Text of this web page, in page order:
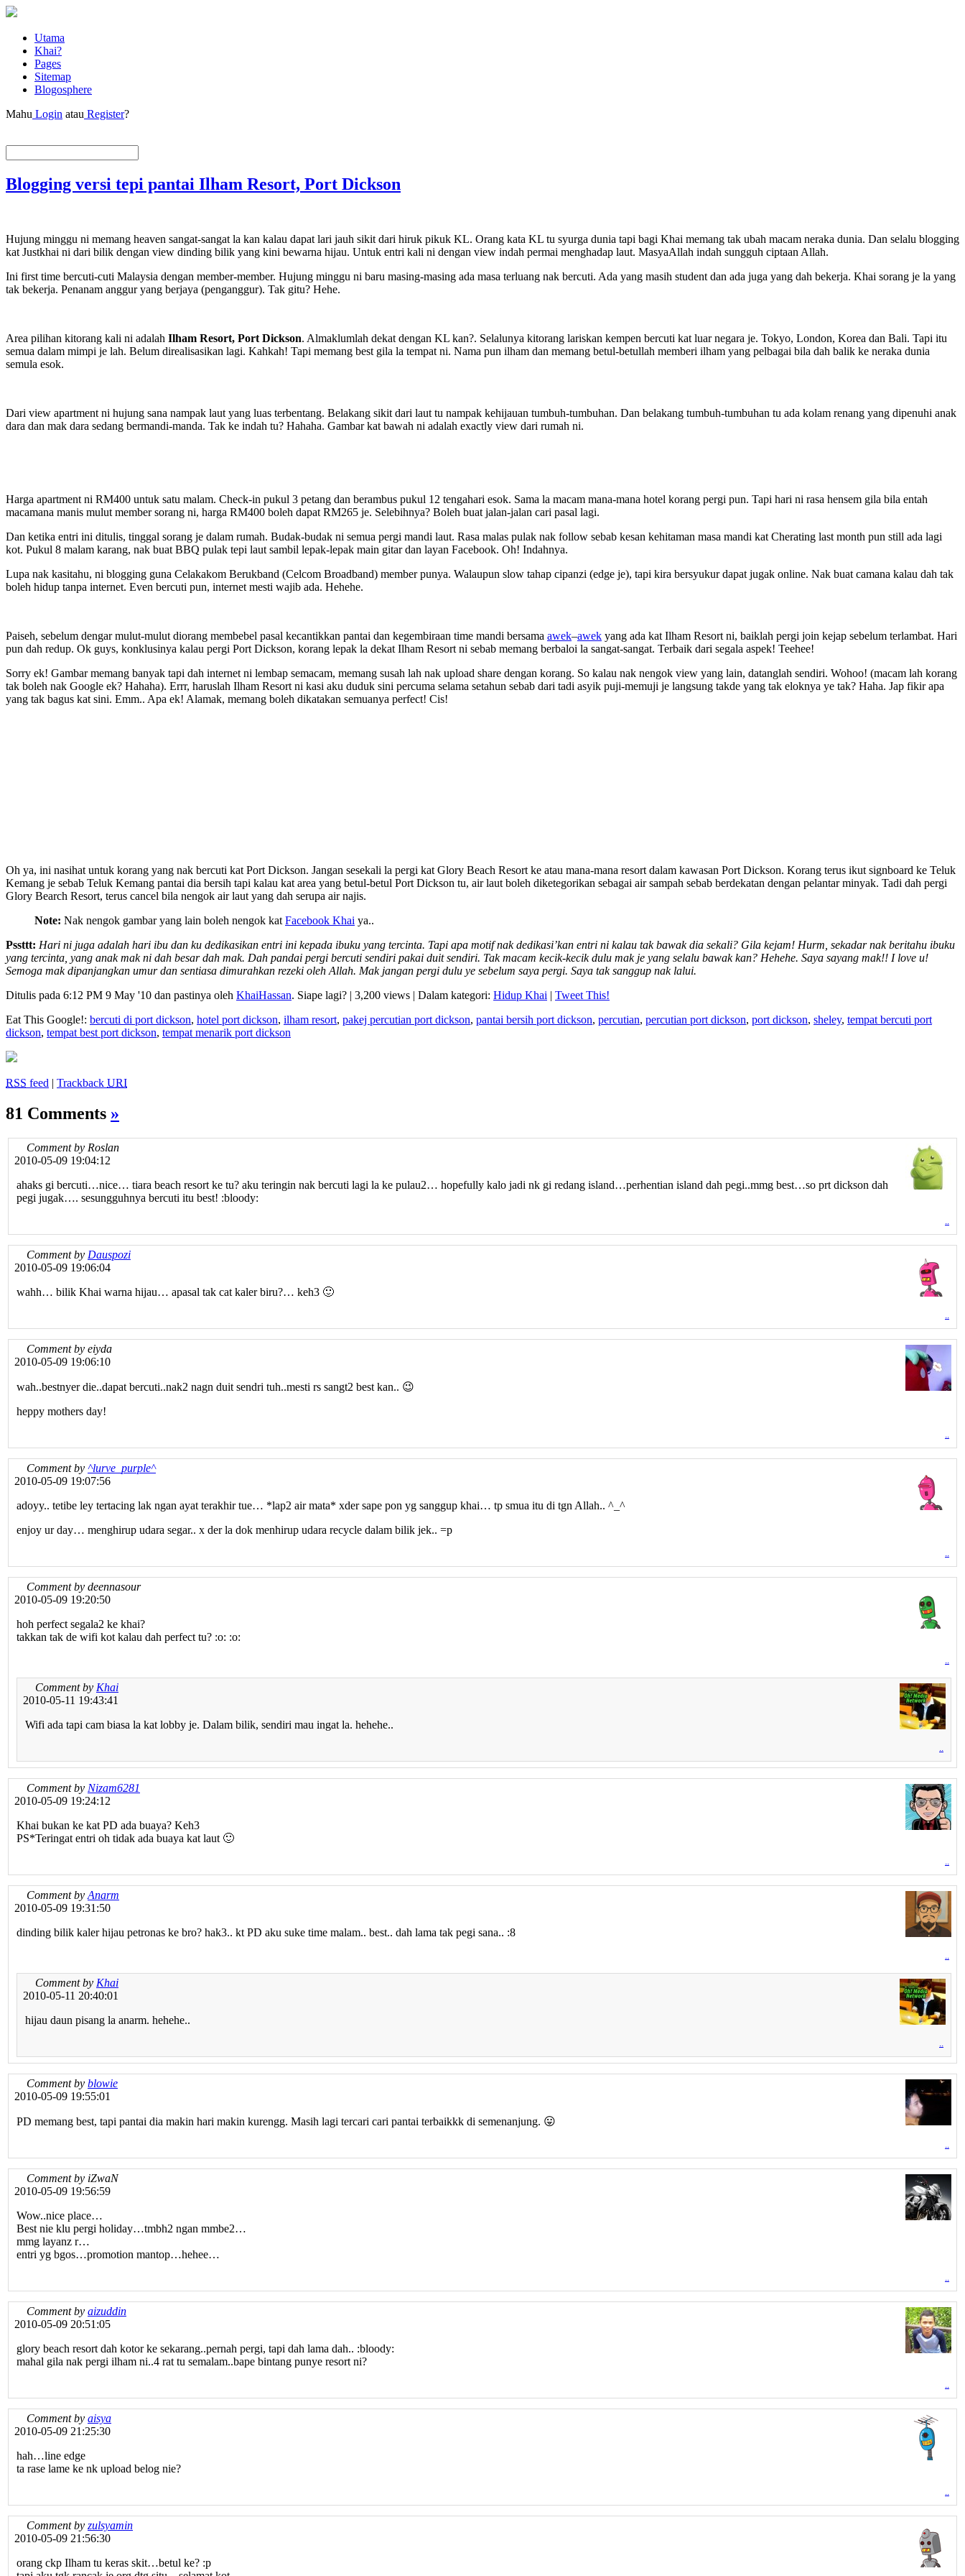
Utama
Khai?
Pages
Sitemap
Blogosphere
Mahu Login atau Register?
Blogging versi tepi pantai Ilham Resort, Port Dickson
Hujung minggu ni memang heaven sangat-sangat la kan kalau dapat lari jauh sikit dari hiruk pikuk KL. Orang kata KL tu syurga dunia tapi bagi Khai memang tak ubah macam neraka dunia. Dan selalu blogging
kat Justkhai ni dari bilik dengan view dinding bilik yang kini bewarna hijau. Untuk entri kali ni dengan view indah permai menghadap laut. MasyaAllah indah sungguh ciptaan Allah.
Ini first time bercuti-cuti Malaysia dengan member-member. Hujung minggu ni baru masing-masing ada masa terluang nak bercuti. Ada yang masih student dan ada juga yang dah bekerja. Khai sorang je la yang
tak bekerja. Penanam anggur yang berjaya (penganggur). Tak gitu? Hehe.
Area pilihan kitorang kali ni adalah Ilham Resort, Port Dickson. Almaklumlah dekat dengan KL kan?. Selalunya kitorang lariskan kempen bercuti kat luar negara je. Tokyo, London, Korea dan Bali. Tapi itu
semua dalam mimpi je lah. Belum direalisasikan lagi. Kahkah! Tapi memang best gila la tempat ni. Nama pun ilham dan memang betul-betullah memberi ilham yang pelbagai bila dah balik ke neraka dunia
semula esok.
Dari view apartment ni hujung sana nampak laut yang luas terbentang. Belakang sikit dari laut tu nampak kehijauan tumbuh-tumbuhan. Dan belakang tumbuh-tumbuhan tu ada kolam renang yang dipenuhi anak
dara dan mak dara sedang bermandi-manda. Tak ke indah tu? Hahaha. Gambar kat bawah ni adalah exactly view dari rumah ni.
Harga apartment ni RM400 untuk satu malam. Check-in pukul 3 petang dan berambus pukul 12 tengahari esok. Sama la macam mana-mana hotel korang pergi pun. Tapi hari ni rasa hensem gila bila entah
macamana manis mulut member sorang ni, harga RM400 boleh dapat RM265 je. Selebihnya? Boleh buat jalan-jalan cari pasal lagi.
Dan ketika entri ini ditulis, tinggal sorang je dalam rumah. Budak-budak ni semua pergi mandi laut. Rasa malas pulak nak follow sebab kesan kehitaman masa mandi kat Cherating last month pun still ada lagi
kot. Pukul 8 malam karang, nak buat BBQ pulak tepi laut sambil lepak-lepak main gitar dan layan Facebook. Oh! Indahnya.
Lupa nak kasitahu, ni blogging guna Celakakom Berukband (Celcom Broadband) member punya. Walaupun slow tahap cipanzi (edge je), tapi kira bersyukur dapat jugak online. Nak buat camana kalau dah tak
boleh hidup tanpa internet. Even bercuti pun, internet mesti wajib ada. Hehehe.
Paiseh, sebelum dengar mulut-mulut diorang membebel pasal kecantikkan pantai dan kegembiraan time mandi bersama awek–awek yang ada kat Ilham Resort ni, baiklah pergi join kejap sebelum terlambat. Hari
pun dah redup. Ok guys, konklusinya kalau pergi Port Dickson, korang lepak la dekat Ilham Resort ni sebab memang berbaloi la sangat-sangat. Terbaik dari segala aspek! Teehee!
Sorry ek! Gambar memang banyak tapi dah internet ni lembap semacam, memang susah lah nak upload share dengan korang. So kalau nak nengok view yang lain, datanglah sendiri. Wohoo! (macam lah korang
tak boleh nak Google ek? Hahaha). Errr, haruslah Ilham Resort ni kasi aku duduk sini percuma selama setahun sebab dari tadi asyik puji-memuji je langsung takde yang tak eloknya ye tak? Haha. Jap fikir apa
yang tak bagus kat sini. Emm.. Apa ek! Alamak, memang boleh dikatakan semuanya perfect! Cis!
Oh ya, ini nasihat untuk korang yang nak bercuti kat Port Dickson. Jangan sesekali la pergi kat Glory Beach Resort ke atau mana-mana resort dalam kawasan Port Dickson. Korang terus ikut signboard ke Teluk
Kemang je sebab Teluk Kemang pantai dia bersih tapi kalau kat area yang betul-betul Port Dickson tu, air laut boleh diketegorikan sebagai air sampah sebab berdekatan dengan pelantar minyak. Tadi dah pergi
Glory Bearch Resort, terus cancel bila nengok air laut yang dah serupa air najis.
Note: Nak nengok gambar yang lain boleh nengok kat Facebook Khai ya..
Pssttt: Hari ni juga adalah hari ibu dan ku dedikasikan entri ini kepada ibuku yang tercinta. Tapi apa motif nak dedikasi’kan entri ni kalau tak bawak dia sekali? Gila kejam! Hurm, sekadar nak beritahu ibuku
yang tercinta, yang anak mak ni dah besar dah mak. Dah pandai pergi bercuti sendiri pakai duit sendiri. Tak macam kecik-kecik dulu mak je yang selalu bawak kan? Hehehe. Saya sayang mak!! I love u!
Semoga mak dipanjangkan umur dan sentiasa dimurahkan rezeki oleh Allah. Mak jangan pergi dulu ye sebelum saya pergi. Saya tak sanggup nak lalui.
Ditulis pada 6:12 PM 9 May '10 dan pastinya oleh KhaiHassan. Siape lagi? | 3,200 views | Dalam kategori: Hidup Khai | Tweet This!
Eat This Google!: bercuti di port dickson, hotel port dickson, ilham resort, pakej percutian port dickson, pantai bersih port dickson, percutian, percutian port dickson, port dickson, sheley, tempat bercuti port
dickson, tempat best port dickson, tempat menarik port dickson
RSS feed | Trackback URI
81 Comments »
Comment by Roslan
2010-05-09 19:04:12
ahaks gi bercuti…nice… tiara beach resort ke tu? aku teringin nak bercuti lagi la ke pulau2… hopefully kalo jadi nk gi redang island…perhentian island dah pegi..mmg best…so prt dickson dah
pegi jugak…. sesungguhnya bercuti itu best! :bloody:
Comment by Dauspozi
2010-05-09 19:06:04
wahh… bilik Khai warna hijau… apasal tak cat kaler biru?… keh3 🙂
Comment by eiyda
2010-05-09 19:06:10
wah..bestnyer die..dapat bercuti..nak2 nagn duit sendri tuh..mesti rs sangt2 best kan.. 😉
heppy mothers day!
Comment by ^lurve_purple^
2010-05-09 19:07:56
adoyy.. tetibe ley tertacing lak ngan ayat terakhir tue… *lap2 air mata* xder sape pon yg sanggup khai… tp smua itu di tgn Allah.. ^_^
enjoy ur day… menghirup udara segar.. x der la dok menhirup udara recycle dalam bilik jek.. =p
Comment by deennasour
2010-05-09 19:20:50
hoh perfect segala2 ke khai?
takkan tak de wifi kot kalau dah perfect tu? :o: :o:
Comment by Khai
2010-05-11 19:43:41
Wifi ada tapi cam biasa la kat lobby je. Dalam bilik, sendiri mau ingat la. hehehe..
Comment by Nizam6281
2010-05-09 19:24:12
Khai bukan ke kat PD ada buaya? Keh3
PS*Teringat entri oh tidak ada buaya kat laut 🙂
Comment by Anarm
2010-05-09 19:31:50
dinding bilik kaler hijau petronas ke bro? hak3.. kt PD aku suke time malam.. best.. dah lama tak pegi sana.. :8
Comment by Khai
2010-05-11 20:40:01
hijau daun pisang la anarm. hehehe..
Comment by blowie
2010-05-09 19:55:01
PD memang best, tapi pantai dia makin hari makin kurengg. Masih lagi tercari cari pantai terbaikkk di semenanjung. 😛
Comment by iZwaN
2010-05-09 19:56:59
Wow..nice place…
Best nie klu pergi holiday…tmbh2 ngan mmbe2…
mmg layanz r…
entri yg bgos…promotion mantop…hehee…
Comment by aizuddin
2010-05-09 20:51:05
glory beach resort dah kotor ke sekarang..pernah pergi, tapi dah lama dah.. :bloody:
mahal gila nak pergi ilham ni..4 rat tu semalam..bape bintang punye resort ni?
Comment by aisya
2010-05-09 21:25:30
hah…line edge
ta rase lame ke nk upload belog nie?
Comment by zulsyamin
2010-05-09 21:56:30
orang ckp Ilham tu keras skit…betul ke? :p